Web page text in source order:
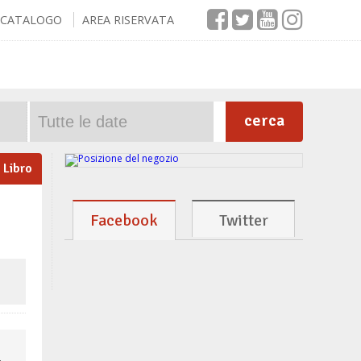
CATALOGO AREA RISERVATA
cerca
Libro
Facebook Twitter